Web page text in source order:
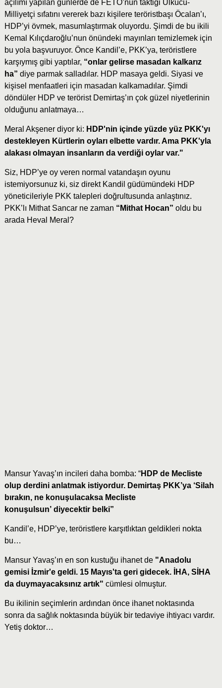
açılımı yapılan günlerde de FETÖ’nün taktiği Ülkücü-
Milliyetçi sıfatını vererek bazı kişilere teröristbaşı Öcalan’ı,
HDP’yi övmek, masumlaştırmak oluyordu. Şimdi de bu ikili
Kemal Kılıçdaroğlu’nun önündeki mayınları temizlemek için
bu yola başvuruyor. Önce Kandil’e, PKK’ya, teröristlere
karşıymış gibi yaptılar, “onlar gelirse masadan kalkarız
ha” diye parmak salladılar. HDP masaya geldi. Siyasi ve
kişisel menfaatleri için masadan kalkamadılar. Şimdi
döndüler HDP ve terörist Demirtaş’ın çok güzel niyetlerinin
olduğunu anlatmaya…
Meral Akşener diyor ki: HDP'nin içinde yüzde yüz PKK'yı
destekleyen Kürtlerin oyları elbette vardır. Ama PKK'yla
alakası olmayan insanların da verdiği oylar var."
Siz, HDP’ye oy veren normal vatandaşın oyunu
istemiyorsunuz ki, siz direkt Kandil güdümündeki HDP
yöneticileriyle PKK talepleri doğrultusunda anlaştınız.
PKK’lı Mithat Sancar ne zaman “Mithat Hocan” oldu bu
arada Heval Meral?
Mansur Yavaş’ın incileri daha bomba: “HDP de Mecliste
olup derdini anlatmak istiyordur. Demirtaş PKK’ya ‘Silah
bırakın, ne konuşulacaksa Mecliste
konuşulsun’ diyecektir belki”
Kandil’e, HDP’ye, teröristlere karşıtlıktan geldikleri nokta
bu…
Mansur Yavaş’ın en son kustuğu ihanet de "Anadolu
gemisi İzmir'e geldi. 15 Mayıs'ta geri gidecek. İHA, SİHA
da duymayacaksınız artık" cümlesi olmuştur.
Bu ikilinin seçimlerin ardından önce ihanet noktasında
sonra da sağlık noktasında büyük bir tedaviye ihtiyacı vardır.
Yetiş doktor…